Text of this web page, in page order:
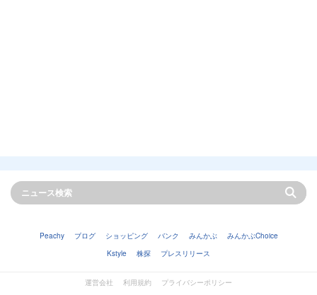
Peachy ブログ ショッピング バンク みんかぶ
みんかぶChoice
Kstyle
株探 プレスリリース
運営会社 利用規約 プライバシーポリシー